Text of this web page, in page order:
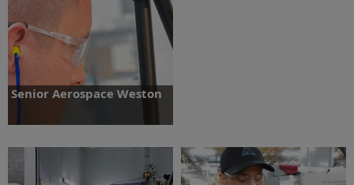
Více informací
Senior Aerospace Weston